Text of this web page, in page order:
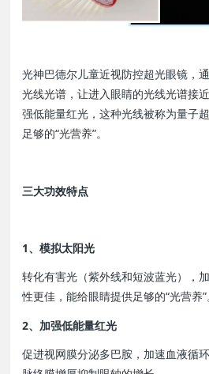
光神巴德尔儿童近视防控超光眼镜，
光线光谱，让进入眼睛的光线光谱接
强低能量红光，这种光线被称为量子
足够的“光营养”。
三大功效特点
1、模拟太阳光
转化有害光（紫外线和短波蓝光），
性更佳，能给眼睛提供足够的“光营养”
2、加强低能量红光
促进视网膜分泌多巴胺，加速血液循